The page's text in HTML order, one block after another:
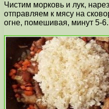
Чистим морковь и лук,
отправляем к мясу на
огне, помешивая, минут 5-6.